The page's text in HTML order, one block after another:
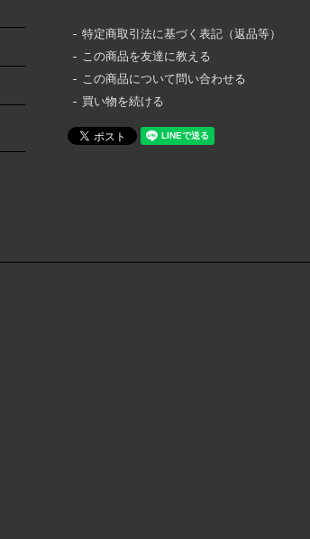
特定商取引法に基づく表記（返品等）
この商品を友達に教える
この商品について問い合わせる
買い物を続ける